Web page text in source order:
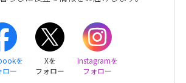
を
ロー
Xを
フォロー
Instagramを
フォロー